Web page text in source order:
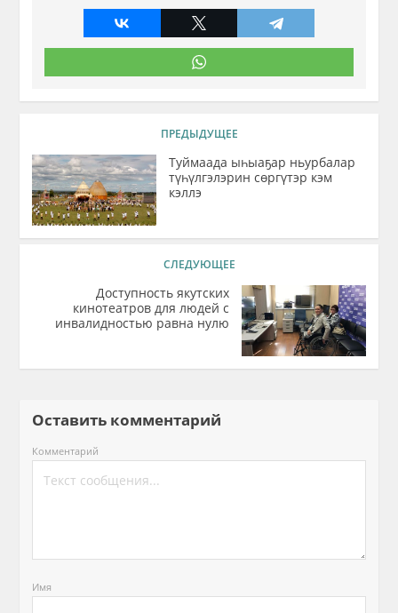
ПРЕДЫДУЩЕЕ
Туймаада ыһыаҕар ньурбалар
түһүлгэлэрин сөргүтэр кэм
кэллэ
СЛЕДУЮЩЕЕ
Доступность якутских
кинотеатров для людей с
инвалидностью равна нулю
Оставить комментарий
Комментарий
Имя